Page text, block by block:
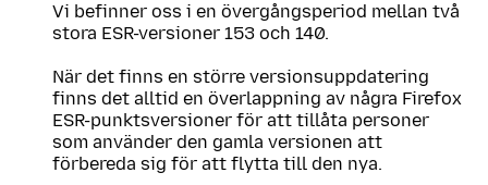
Vi befinner oss i en övergångsperiod mellan två
stora ESR-versioner 153 och 140.
När det finns en större versionsuppdatering
finns det alltid en överlappning av några Firefox
ESR-punktsversioner för att tillåta personer
som använder den gamla versionen att
förbereda sig för att flytta till den nya.